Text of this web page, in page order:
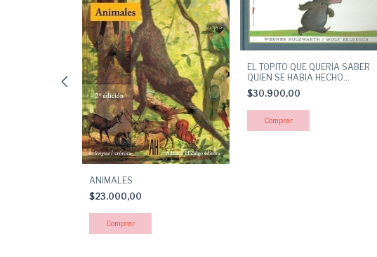
ANIMALES
$23.000,00
EL TOPITO QUE QUERIA SABER
QUIEN SE HABIA HECHO
AQUELLO EN SU CABEZA
$30.900,00